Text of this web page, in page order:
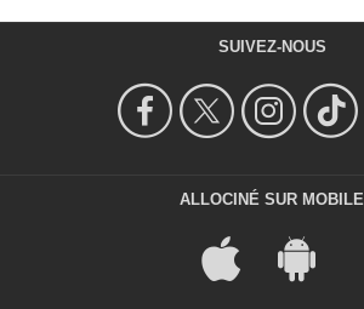
SUIVEZ-NOUS
ALLOCINÉ SUR MOBILE